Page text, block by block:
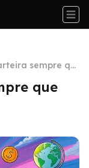
sempre qu
de vidaque